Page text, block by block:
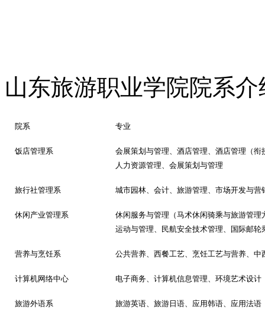
山东旅游职业学院院系介
院系 专业
饭店管理系
会展策划与管理、酒店管理、酒店管理（衔
人力资源管理、会展策划与管理
旅行社管理系 城市园林、会计、旅游管理、市场开发与营
休闲产业管理系
休闲服务与管理（马术休闲骑乘与旅游管理
运动与管理、民航安全技术管理、国际邮轮
营养与烹饪系 公共营养、西餐工艺、烹饪工艺与营养、中
计算机网络中心 电子商务、计算机信息管理、环境艺术设计
旅游外语系 旅游英语、旅游日语、应用韩语、应用法语